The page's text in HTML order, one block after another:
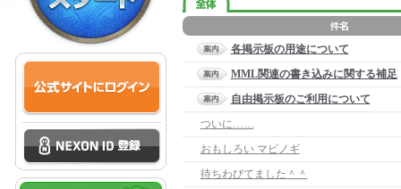
各掲示板の用途について
MML関連の書き込みに関する補足
自由掲示板のご利用について
ついに……
おもしろい マビノギ
待ちわびてました＾＾